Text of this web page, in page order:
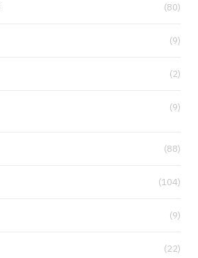
(80)
(9)
(2)
(9)
(88)
(104)
(9)
(22)